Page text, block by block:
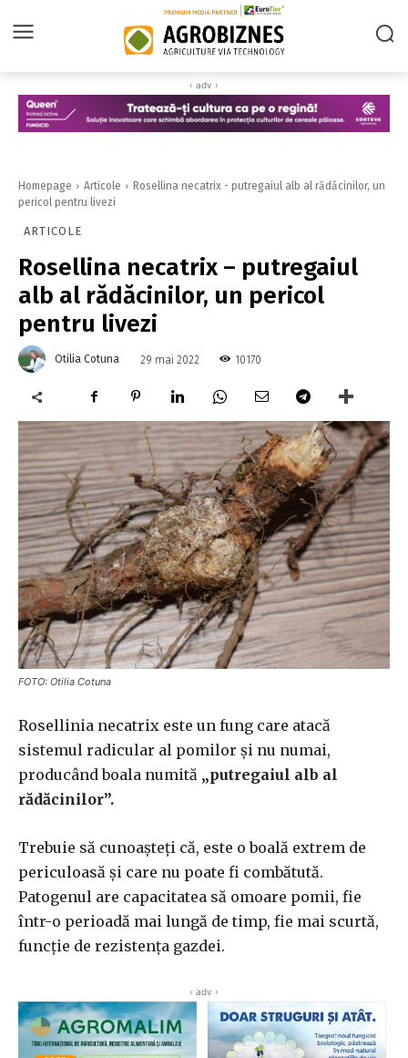
‹ adv ›
Homepage Articole
Rosellina necatrix - putregaiul alb al rădăcinilor, un
pericol pentru livezi
ARTICOLE
Rosellina necatrix – putregaiul
alb al rădăcinilor, un pericol
pentru livezi
Otilia Cotuna 29 mai 2022 10170
FOTO: Otilia Cotuna
Rosellinia necatrix este un fung care atacă
sistemul radicular al pomilor și nu numai,
producând boala numită „putregaiul alb al
rădăcinilor”.
Trebuie să cunoașteți că, este o boală extrem de
periculoasă și care nu poate fi combătută.
Patogenul are capacitatea să omoare pomii, fie
într-o perioadă mai lungă de timp, fie mai scurtă,
funcție de rezistența gazdei.
‹ adv ›